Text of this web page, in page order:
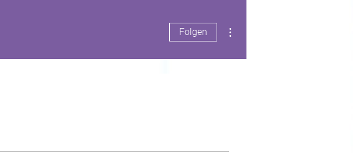
Folgen